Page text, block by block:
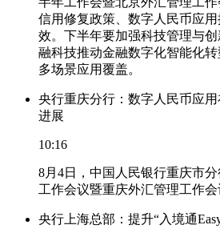
信用修复政策、数字人民币应
效。下半年要加强科技管理与
融科技推动金融数字化智能化
多场景应用覆盖。
央行重庆分行：数字人民币应
进展
10:16
8月4日，中国人民银行重庆市
工作会议暨重庆外汇管理工作会
央行上海总部：提升“入境通